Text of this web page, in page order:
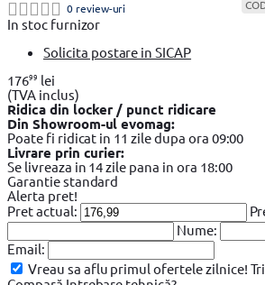
0 review-uri
In stoc furnizor
Solicita postare in SICAP
17699 lei
(TVA inclus)
Ridica din locker / punct ridicare
Din Showroom-ul evomag:
Poate fi ridicat in 11 zile dupa ora 09:00
Livrare prin curier:
Se livreaza in 14 zile pana in ora 18:00
Garantie standard
Alerta pret!
Pret actual:
Nume:
Email:
Vreau sa aflu primul ofertele zilnice!